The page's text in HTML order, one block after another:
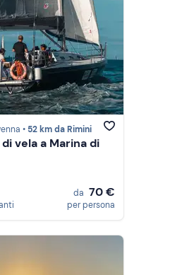
• 52 km da Rimini
vela a Marina di
da 70 €
per persona